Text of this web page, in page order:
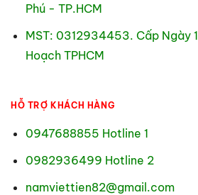
Phú - TP.HCM
MST: 0312934453. Cấp Ngày
Hoạch TPHCM
HỖ TRỢ KHÁCH HÀNG
0947688855 Hotline 1
0982936499 Hotline 2
namviettien82@gmail.com